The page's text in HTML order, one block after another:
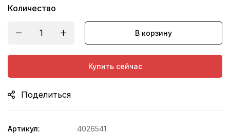
Количество
В корзину
Купить сейчас
Поделиться
Артикул:
4026541